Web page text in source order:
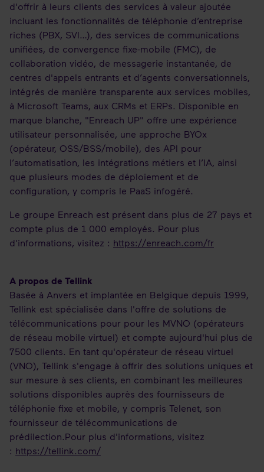
d'offrir à leurs clients des services à valeur ajoutée
incluant les fonctionnalités de téléphonie d’entreprise
riches (PBX, SVI…), des services de communications
unifiées, de convergence fixe-mobile (FMC), de
collaboration vidéo, de messagerie instantanée, de
centres d'appels entrants et d’agents conversationnels,
intégrés de manière transparente aux services mobiles,
à Microsoft Teams, aux CRMs et ERPs. Disponible en
marque blanche, "Enreach UP" offre une expérience
utilisateur personnalisée, une approche BYOx
(opérateur, OSS/BSS/mobile), des API pour
l’automatisation, les intégrations métiers et l’IA, ainsi
que plusieurs modes de déploiement et de
configuration, y compris le PaaS infogéré.
Le groupe Enreach est présent dans plus de 27 pays et
compte plus de 1 000 employés. Pour plus
d'informations, visitez : https://enreach.com/fr
A propos de Tellink
Basée à Anvers et implantée en Belgique depuis 1999,
Tellink est spécialisée dans l'offre de solutions de
télécommunications pour pour les MVNO (opérateurs
de réseau mobile virtuel) et compte aujourd'hui plus de
7500 clients. En tant qu'opérateur de réseau virtuel
(VNO), Tellink s'engage à offrir des solutions uniques et
sur mesure à ses clients, en combinant les meilleures
solutions disponibles auprès des fournisseurs de
téléphonie fixe et mobile, y compris Telenet, son
fournisseur de télécommunications de
prédilection.Pour plus d'informations, visitez
: https://tellink.com/